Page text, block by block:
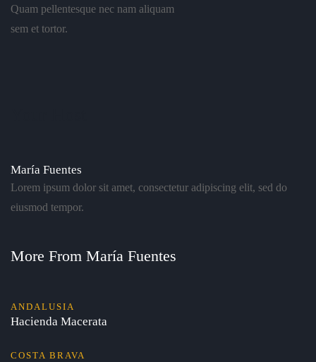
Quam pellentesque nec nam aliquam
sem et tortor.
María Fuentes
Lorem ipsum dolor sit amet, consectetur adipiscing elit, sed do
eiusmod tempor.
More From María Fuentes
ANDALUSIA
Hacienda Macerata
COSTA BRAVA